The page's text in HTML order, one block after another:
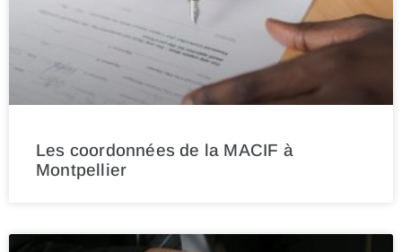
Les coordonnées de la MACIF à
Montpellier